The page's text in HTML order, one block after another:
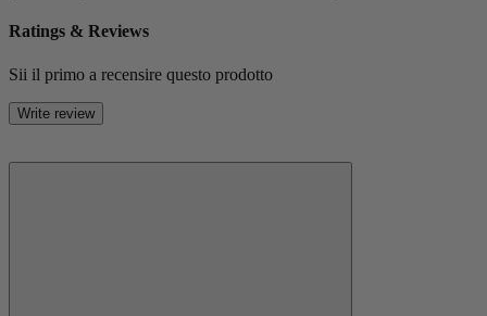
Ratings & Reviews
Sii il primo a recensire questo prodotto
Write review